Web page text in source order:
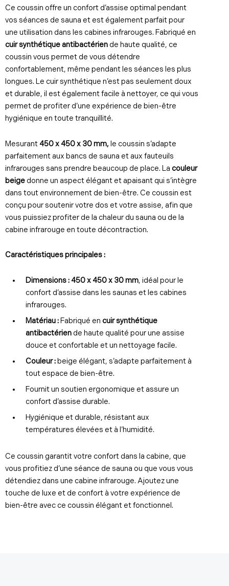
Ce coussin offre un confort d’assise optimal pendant
vos séances de sauna et est également parfait pour
une utilisation dans les cabines infrarouges. Fabriqué en
cuir synthétique antibactérien de haute qualité, ce
coussin vous permet de vous détendre
confortablement, même pendant les séances les plus
longues. Le cuir synthétique n’est pas seulement doux
et durable, il est également facile à nettoyer, ce qui vous
permet de profiter d’une expérience de bien-être
hygiénique en toute tranquillité.
Mesurant450 x 450 x 30 mm, le coussin s’adapte
parfaitement aux bancs de sauna et aux fauteuils
infrarouges sans prendre beaucoup de place. La couleur
beige donne un aspect élégant et apaisant qui s’intègre
dans tout environnement de bien-être. Ce coussin est
conçu pour soutenir votre dos et votre assise, afin que
vous puissiez profiter de la chaleur du sauna ou de la
cabine infrarouge en toute décontraction.
Caractéristiques principales :
Dimensions :450 x 450 x 30 mm, idéal pour le
confort d’assise dans les saunas et les cabines
infrarouges.
Matériau : Fabriqué en cuir synthétique
antibactérien de haute qualité pour une assise
douce et confortable et un nettoyage facile.
Couleur : beige élégant, s’adapte parfaitement à
tout espace de bien-être.
Fournit un soutien ergonomique et assure un
confort d’assise durable.
Hygiénique et durable, résistant aux
températures élevées et à l’humidité.
Ce coussin garantit votre confort dans la cabine, que
vous profitiez d’une séance de sauna ou que vous vous
détendiez dans une cabine infrarouge. Ajoutez une
touche de luxe et de confort à votre expérience de
bien-être avec ce coussin élégant et fonctionnel.